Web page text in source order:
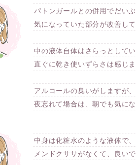
パトンガールとの併用でだい
気になっていた部分が改善して
中の液体自体はさらっとして
直ぐに乾き使いずらさは感じま
アルコールの臭いがしますが
夜忘れて場合は、朝でも気に
中身は化粧水のような液体で
メンドクササがなくて、良いで